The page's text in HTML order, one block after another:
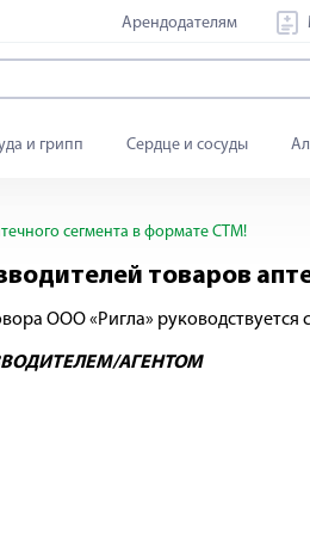
Арендодателям
и грипп Сердце и сосуды
сегмента в формате СТМ!
товаров
ООО «Ригла»
АГЕНТОМ